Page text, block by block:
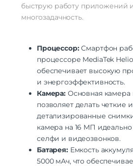
быструю работу приложений
многозадачность.
Процессор:Смартфон
процессоре MediaTek
обеспечивает высокую
и энергоэффективность.
Камера: Основная
позволяет делать четкие и
детализированные
камера на 16 МП идеально
селфи и видеозвонков.
Батарея:Емкость
5000 мАч, что